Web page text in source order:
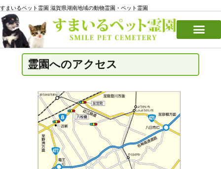
すまいるペット霊園 滋賀県湖南地域の動物霊園・ペット霊園
霊園へのアクセス